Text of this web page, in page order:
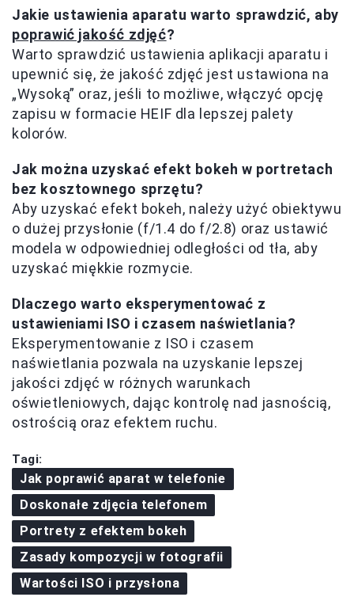
Jakie ustawienia aparatu warto sprawdzić, aby
poprawić jakość zdjęć?
Warto sprawdzić ustawienia aplikacji aparatu i
upewnić się, że jakość zdjęć jest ustawiona na
„Wysoką” oraz, jeśli to możliwe, włączyć opcję
zapisu w formacie HEIF dla lepszej palety
kolorów.
Jak można uzyskać efekt bokeh w portretach
bez kosztownego sprzętu?
Aby uzyskać efekt bokeh, należy użyć obiektywu
o dużej przysłonie (f/1.4 do f/2.8) oraz ustawić
modela w odpowiedniej odległości od tła, aby
uzyskać miękkie rozmycie.
Dlaczego warto eksperymentować z
ustawieniami ISO i czasem naświetlania?
Eksperymentowanie z ISO i czasem
naświetlania pozwala na uzyskanie lepszej
jakości zdjęć w różnych warunkach
oświetleniowych, dając kontrolę nad jasnością,
ostrością oraz efektem ruchu.
Tagi:
Jak poprawić aparat w telefonie
Doskonałe zdjęcia telefonem
Portrety z efektem bokeh
Zasady kompozycji w fotografii
Wartości ISO i przysłona